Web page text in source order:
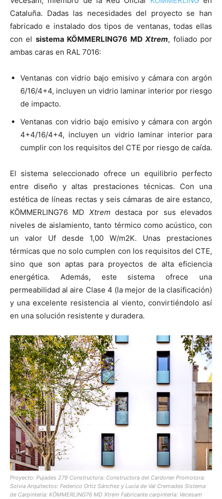
Cataluña. Dadas las necesidades del proyecto se han
fabricado e instalado dos tipos de ventanas, todas ellas
con el sistema KÖMMERLING76 MDXtrem, foliado por
ambas caras en RAL 7016:
Ventanas con vidrio bajo emisivo y cámara con argón
6/16/4+4, incluyen un vidrio laminar interior por riesgo
de impacto.
Ventanas con vidrio bajo emisivo y cámara con argón
4+4/16/4+4, incluyen un vidrio laminar interior para
cumplir con los requisitos del CTE por riesgo de caída.
El sistema seleccionado ofrece un equilibrio perfecto
entre diseño y altas prestaciones técnicas. Con una
estética de líneas rectas y seis cámaras de aire estanco,
KÖMMERLING76 MD Xtremdestaca por sus elevados
niveles de aislamiento, tanto térmico como acústico, con
un valor Uf desde 1,00 W/m2K. Unas prestaciones
térmicas que no solo cumplen con los requisitos del CTE,
sino que son aptas para proyectos de alta eficiencia
energética. Además, este sistema ofrece una
permeabilidad al aire Clase 4 (la mejor de la clasificación)
y una excelente resistencia al viento, convirtiéndolo así
en una solución resistente y duradera.
Proyecto: Pujades 279 Constructora: Constructora del Cardoner Promotora:
Solvia Arquitectos: Federico Ortiz Sánchez y Lucía de Val Cremades Sistema
de Carpintería: KÖMMERLING76 MD Xtrem Fabricante carpintería: Vecesam